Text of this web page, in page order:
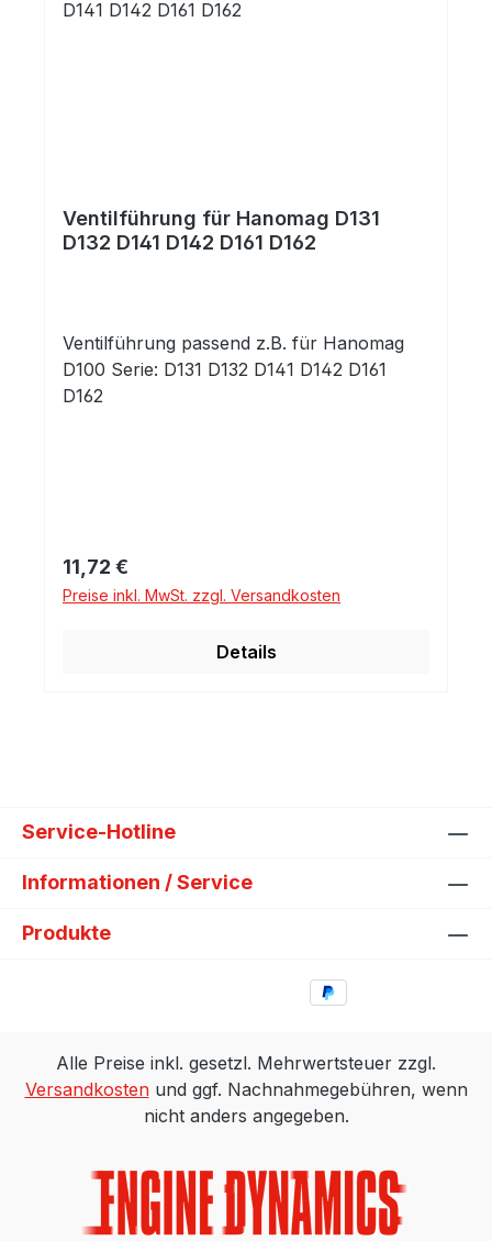
Ventilführung für Hanomag D131
D132 D141 D142 D161 D162
Ventilführung passend z.B. für Hanomag
D100 Serie: D131 D132 D141 D142 D161
D162
Regulärer Preis:
11,72 €
Preise inkl. MwSt. zzgl. Versandkosten
Details
Service-Hotline
Informationen / Service
Produkte
Alle Preise inkl. gesetzl. Mehrwertsteuer zzgl.
Versandkostenund ggf. Nachnahmegebühren, wenn
nicht anders angegeben.